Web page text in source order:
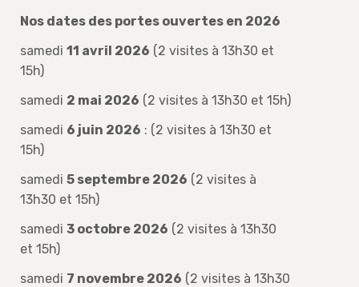
Nos dates des portes ouvertes en 2026
samedi 11 avril 2026 (2 visites à 13h30 et
15h)
samedi 2 mai 2026 (2 visites à 13h30 et 15h)
samedi 6 juin 2026 : (2 visites à 13h30 et
15h)
samedi 5 septembre 2026 (2 visites à
13h30 et 15h)
samedi 3 octobre 2026 (2 visites à 13h30
et 15h)
samedi 7 novembre 2026 (2 visites à 13h30